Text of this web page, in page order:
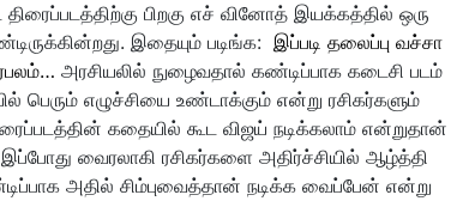
பிறகு எச் வினோத் இயக்கத்தில் ஒரு
இதையும் படிங்க: இப்படி தலைப்பு வச்சா
அரசியலில் நுழைவதால் கண்டிப்பாக கடைசி படம்
எழுச்சியை உண்டாக்கும் என்று ரசிகர்களும்
கதையில் கூட விஜய் நடிக்கலாம் என்றுதான்
வைரலாகி ரசிகர்களை அதிர்ச்சியில் ஆழ்த்தி
அதில் சிம்புவைத்தான் நடிக்க வைப்பேன் என்று